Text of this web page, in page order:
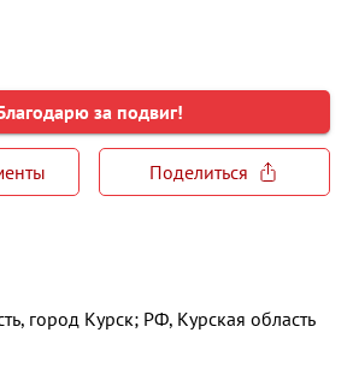
за подвиг!
Поделиться
город Курск; РФ, Курская область